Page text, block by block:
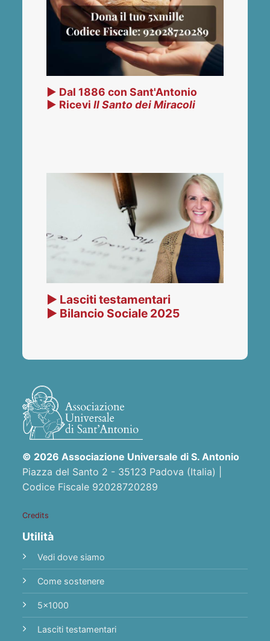
▶ Dal 1886 con Sant'Antonio
▶ RiceviIl Santo dei Miracoli
▶ Lasciti testamentari
▶ Bilancio Sociale 2025
© 2026 Associazione Universale di S. Antonio
Piazza del Santo 2 - 35123 Padova (Italia) |
Codice Fiscale 92028720289
Credits
Utilità
Vedi dove siamo
Come sostenere
5x1000
Lasciti testamentari